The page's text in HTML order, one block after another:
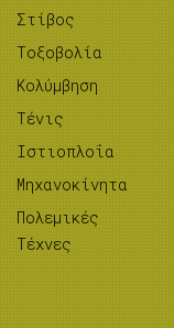
Στίβος
Tοξοβολία
Κολύμβηση
Τένις
Ιστιοπλοΐα
Μηχανοκίνητα
Πολεμικές
Τέχνες